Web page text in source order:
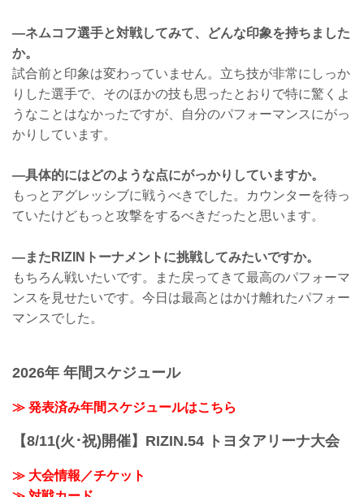
―ネムコフ選手と対戦してみて、どんな印象を持ちました
か。
試合前と印象は変わっていません。立ち技が非常にしっか
りした選手で、そのほかの技も思ったとおりで特に驚くよ
うなことはなかったですが、自分のパフォーマンスにがっ
かりしています。
―具体的にはどのような点にがっかりしていますか。
もっとアグレッシブに戦うべきでした。カウンターを待っ
ていたけどもっと攻撃をするべきだったと思います。
―またRIZINトーナメントに挑戦してみたいですか。
もちろん戦いたいです。また戻ってきて最高のパフォーマ
ンスを見せたいです。今日は最高とはかけ離れたパフォー
マンスでした。
2026年 年間スケジュール
≫ 発表済み年間スケジュールはこちら
【8/11(火･祝)開催】RIZIN.54 トヨタアリーナ大会
≫ 大会情報／チケット